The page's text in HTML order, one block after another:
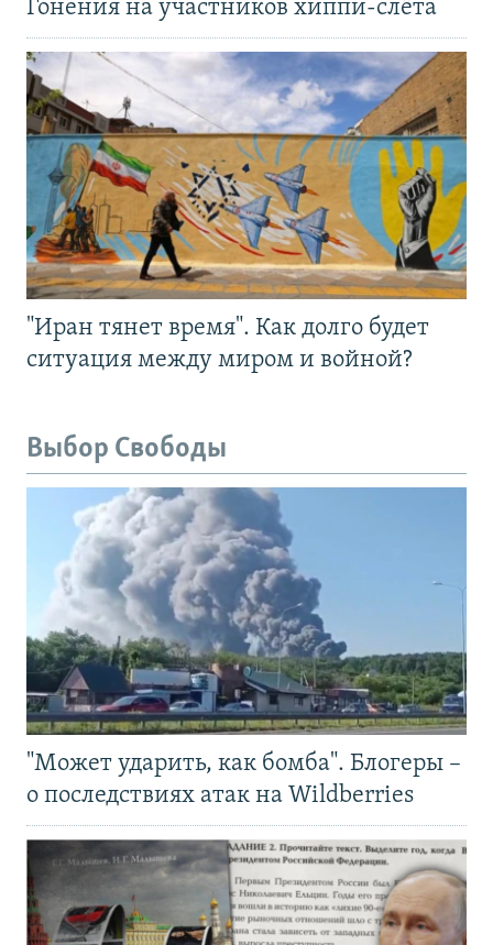
Гонения на участников хиппи-слёта
"Иран тянет время". Как долго будет
ситуация между миром и войной?
Выбор Свободы
"Может ударить, как бомба". Блогеры –
о последствиях атак на Wildberries